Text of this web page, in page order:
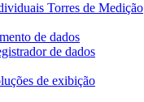
Torres de Medição
de dados
de dados
de exibição